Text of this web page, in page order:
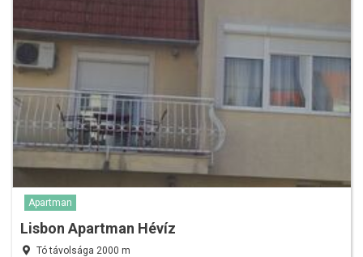
Apartman
Lisbon Apartman Hévíz
Tó távolsága 2000 m